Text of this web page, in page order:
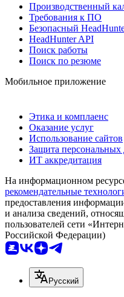
Производственный
Требования к ПО
Безопасный
HeadHunter API
Поиск работы
Поиск по резюме
Мобильное приложение
Этика и комплаенс
Оказание услуг
Использование сайтов
Защита
ИТ аккредитация
На информационном
рекомендательные
предоставления
и анализа сведений,
пользователей сети
Российской Федерации)
Русский